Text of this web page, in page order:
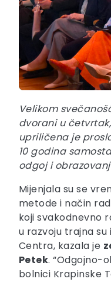
Velikom
dvorani u četvrtak,
upriličena je
10 godina
odgoj i
Mijenjala su se
metode i način
koji svakodnevno
u razvoju trajna
Centra, kazala je
Petek. “Odgojno-
bolnici Krapinske